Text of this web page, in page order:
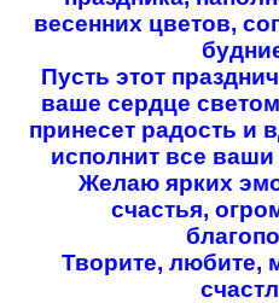
Найти:
весенних цветов,
Пусть этот
ваше сердце
принесет радость и
исполнит все
Желаю ярких
счастья,
Творите, любите,